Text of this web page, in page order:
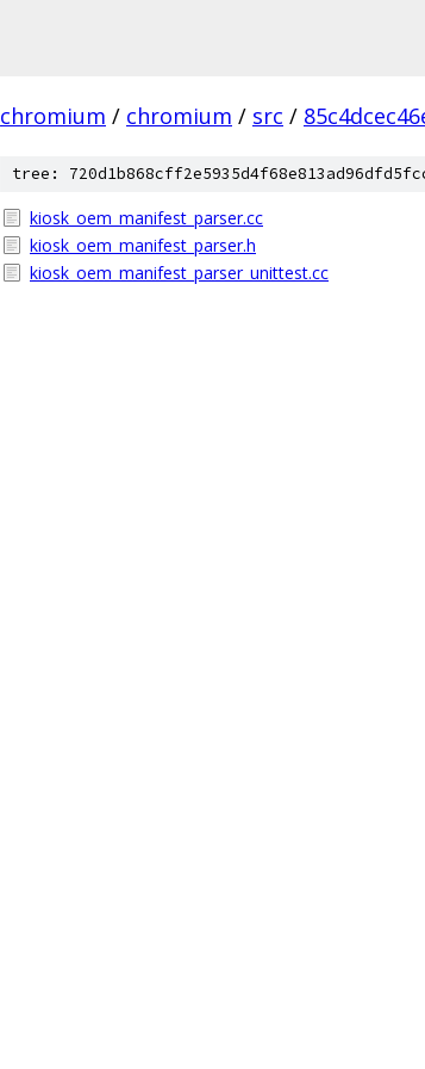
chromium / chromium / src /
tree:
kiosk_oem_manifest_parser.cc
kiosk_oem_manifest_parser.h
kiosk_oem_manifest_parser_unittest.cc